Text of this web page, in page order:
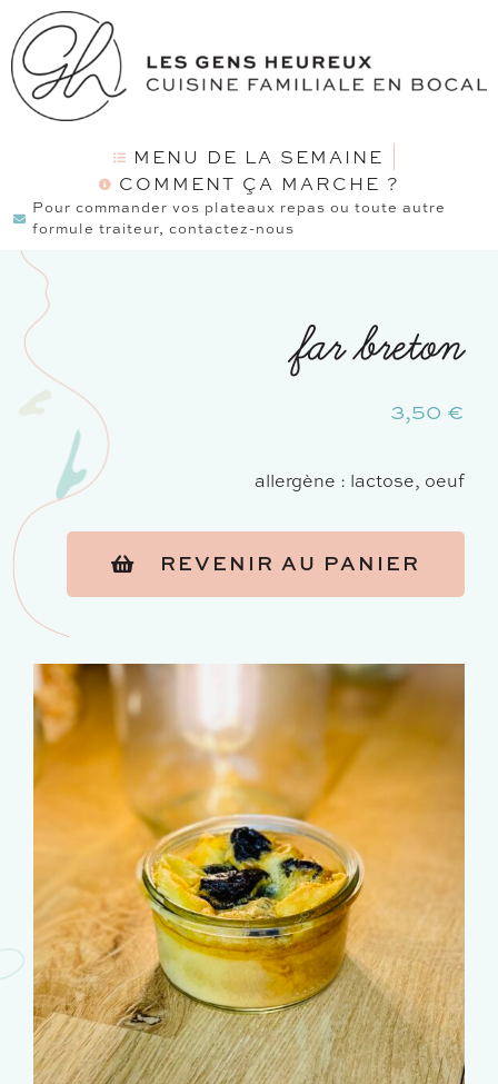
MENU DE LA SEMAINE
COMMENT ÇA MARCHE ?
Pour commander vos plateaux repas ou toute autre
formule traiteur, contactez-nous
far breton
3,50 €
allergène : lactose, oeuf
REVENIR AU PANIER